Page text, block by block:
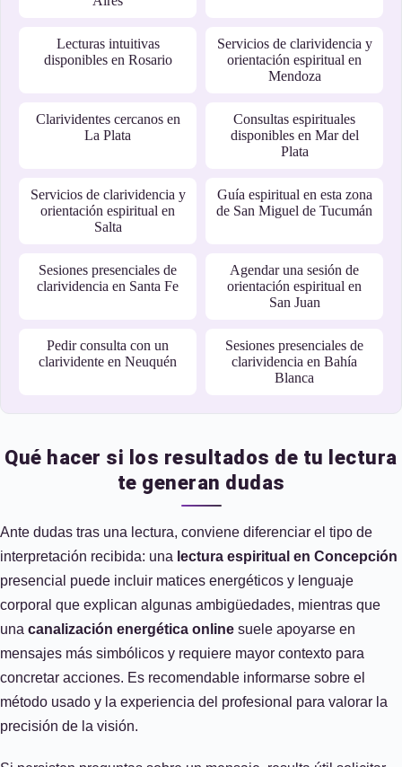
Lecturas intuitivas
disponibles en Rosario
Servicios de clarividencia y
orientación espiritual en
Mendoza
Clarividentes cercanos en
La Plata
Consultas espirituales
disponibles en Mar del
Plata
Servicios de clarividencia y
orientación espiritual en
Salta
Guía espiritual en esta zona
de San Miguel de Tucumán
Sesiones presenciales de
clarividencia en Santa Fe
Agendar una sesión de
orientación espiritual en
San Juan
Pedir consulta con un
clarividente en Neuquén
Sesiones presenciales de
clarividencia en Bahía
Blanca
Qué hacer si los resultados de tu lectura
te generan dudas
Ante dudas tras una lectura, conviene diferenciar el tipo de
interpretación recibida: una lectura espiritual en Concepción
presencial puede incluir matices energéticos y lenguaje
corporal que explican algunas ambigüedades, mientras que
una canalización energética online suele apoyarse en
mensajes más simbólicos y requiere mayor contexto para
concretar acciones. Es recomendable informarse sobre el
método usado y la experiencia del profesional para valorar la
precisión de la visión.